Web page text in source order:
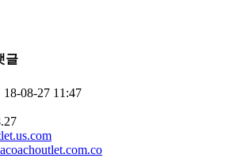
글
18-08-27 11:47